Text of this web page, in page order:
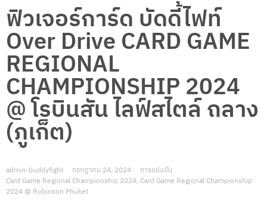
ฟิวเจอร์การ์ด บัดดี้ไฟท์
Over Drive CARD GAME
REGIONAL
CHAMPIONSHIP 2024
@ โรบินสัน ไลฟ์สไตล์ ถลาง
(ภูเก็ต)
admin-buddyfight กรกฎาคม 24, 2024
การแข่งขัน
Card Game Regional Championship 2024, Card Game Regional Championship
2024 @ Robinson Phuket